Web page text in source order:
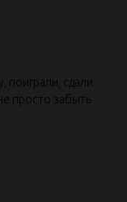
поиграли, сдали
просто забыть